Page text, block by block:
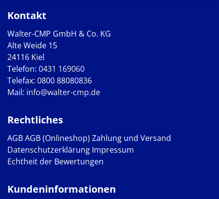
Kontakt
Walter-CMP GmbH & Co. KG
Alte Weide 15
24116 Kiel
Telefon: 0431 169060
Telefax: 0800 88080836
Mail: info@walter-cmp.de
Rechtliches
AGBAGB (Onlineshop) Zahlung und Versand
Datenschutzerklärung Impressum
Echtheit der Bewertungen
Kundeninformationen